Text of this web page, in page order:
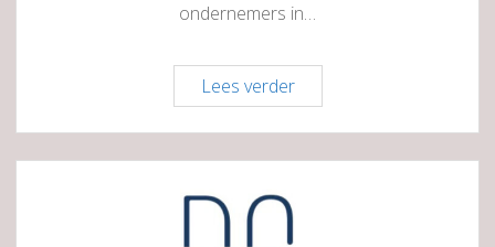
ondernemers in…
Lees verderTraining
Social
Media
Strategie